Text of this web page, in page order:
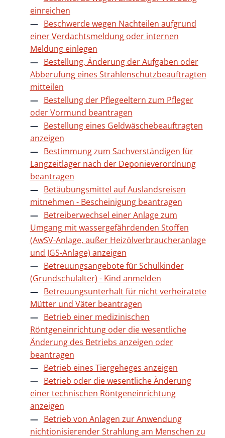
einreichen
Beschwerde wegen Nachteilen aufgrund
einer Verdachtsmeldung oder internen
Meldung einlegen
Bestellung, Änderung der Aufgaben oder
Abberufung eines Strahlenschutzbeauftragten
mitteilen
Bestellung der Pflegeeltern zum Pfleger
oder Vormund beantragen
Bestellung eines Geldwäschebeauftragten
anzeigen
Bestimmung zum Sachverständigen für
Langzeitlager nach der Deponieverordnung
beantragen
Betäubungsmittel auf Auslandsreisen
mitnehmen - Bescheinigung beantragen
Betreiberwechsel einer Anlage zum
Umgang mit wassergefährdenden Stoffen
(AwSV-Anlage, außer Heizölverbraucheranlage
und JGS-Anlage) anzeigen
Betreuungsangebote für Schulkinder
(Grundschulalter) - Kind anmelden
Betreuungsunterhalt für nicht verheiratete
Mütter und Väter beantragen
Betrieb einer medizinischen
Röntgeneinrichtung oder die wesentliche
Änderung des Betriebs anzeigen oder
beantragen
Betrieb eines Tiergeheges anzeigen
Betrieb oder die wesentliche Änderung
einer technischen Röntgeneinrichtung
anzeigen
Betrieb von Anlagen zur Anwendung
nichtionisierender Strahlung am Menschen zu